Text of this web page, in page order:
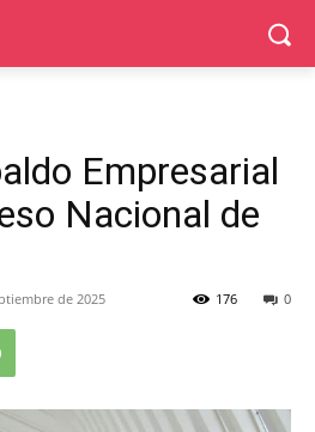
Empresarial
Nacional de
de 2025 0
176